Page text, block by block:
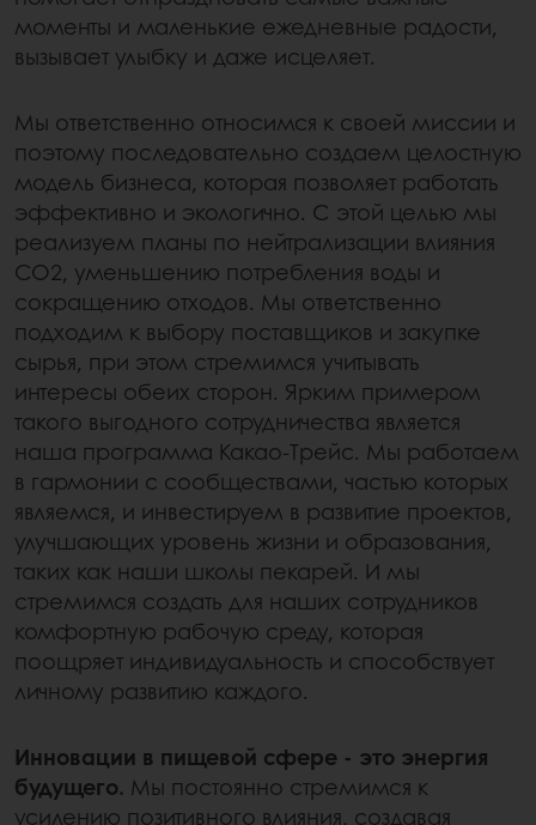
моменты и маленькие ежедневные радости,
вызывает улыбку и даже исцеляет.
Мы ответственно относимся к своей миссии и
поэтому последовательно создаем целостную
модель бизнеса, которая позволяет работать
эффективно и экологично. С этой целью мы
реализуем планы по нейтрализации влияния
CO2, уменьшению потребления воды и
сокращению отходов. Мы ответственно
подходим к выбору поставщиков и закупке
сырья, при этом стремимся учитывать
интересы обеих сторон. Ярким примером
такого выгодного сотрудничества является
наша программа Какао-Трейс. Мы работаем
в гармонии с сообществами, частью которых
являемся, и инвестируем в развитие проектов,
улучшающих уровень жизни и образования,
таких как наши школы пекарей. И мы
стремимся создать для наших сотрудников
комфортную рабочую среду, которая
поощряет индивидуальность и способствует
личному развитию каждого.
Инновации в пищевой сфере - это энергия
будущего. Мы постоянно стремимся к
усилению позитивного влияния, создавая